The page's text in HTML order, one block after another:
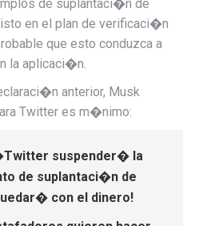
de suplantaci�n de
en el plan de verificaci�n
que esto conduzca a
la aplicaci�n.
anterior, Musk
Twitter es m�nimo:
suspender� la
de suplantaci�n de
con el dinero!